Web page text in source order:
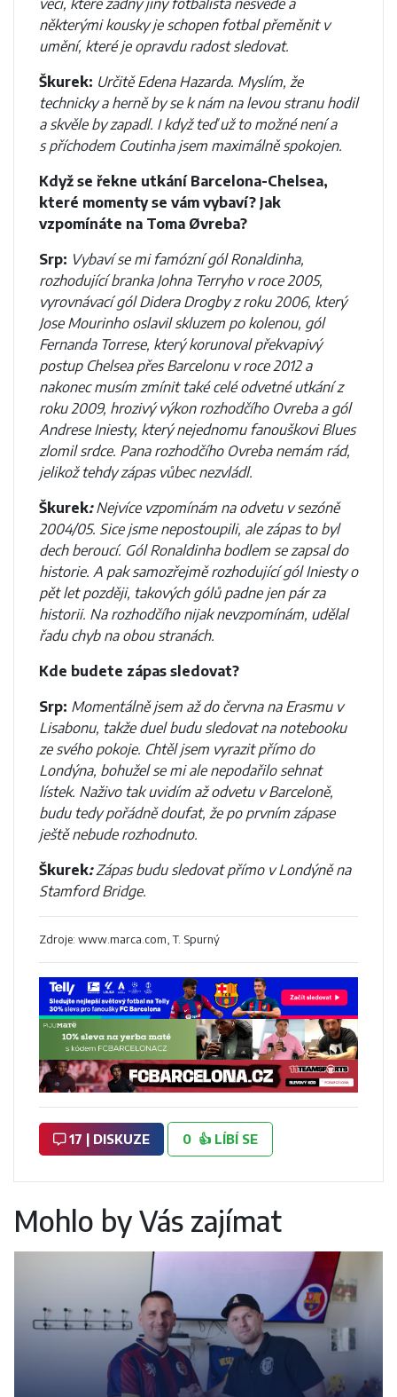
věci, které žádný jiný fotbalista nesvede a
některými kousky je schopen fotbal přeměnit v
umění, které je opravdu radost sledovat.
Škurek: Určitě Edena Hazarda. Myslím, že
technicky a herně by se k nám na levou stranu hodil
a skvěle by zapadl. I když teď už to možné není a
s příchodem Coutinha jsem maximálně spokojen.
Když se řekne utkání Barcelona-Chelsea,
které momenty se vám vybaví? Jak
vzpomínáte na Toma Øvreba?
Srp: Vybaví se mi famózní gól Ronaldinha,
rozhodující branka Johna Terryho v roce 2005,
vyrovnávací gól Didera Drogby z roku 2006, který
Jose Mourinho oslavil skluzem po kolenou, gól
Fernanda Torrese, který korunoval překvapivý
postup Chelsea přes Barcelonu v roce 2012 a
nakonec musím zmínit také celé odvetné utkání z
roku 2009, hrozivý výkon rozhodčího Ovreba a gól
Andrese Iniesty, který nejednomu fanouškovi Blues
zlomil srdce. Pana rozhodčího Ovreba nemám rád,
jelikož tehdy zápas vůbec nezvládl.
Škurek:Nejvíce vzpomínám na odvetu v sezóně
2004/05. Sice jsme nepostoupili, ale zápas to byl
dech beroucí. Gól Ronaldinha bodlem se zapsal do
historie. A pak samozřejmě rozhodující gól Iniesty o
pět let později, takových gólů padne jen pár za
historii. Na rozhodčího nijak nevzpomínám, udělal
řadu chyb na obou stranách.
Kde budete zápas sledovat?
Srp: Momentálně jsem až do června na Erasmu v
Lisabonu, takže duel budu sledovat na notebooku
ze svého pokoje. Chtěl jsem vyrazit přímo do
Londýna, bohužel se mi ale nepodařilo sehnat
lístek. Naživo tak uvidím až odvetu v Barceloně,
budu tedy pořádně doufat, že po prvním zápase
ještě nebude rozhodnuto.
Škurek:Zápas budu sledovat přímo v Londýně na
Stamford Bridge.
Zdroje: www.marca.com, T. Spurný
17 | DISKUZE 0 👍 LÍBÍ SE
Mohlo by Vás zajímat